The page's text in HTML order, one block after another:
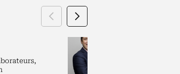
Précédent
Suivant